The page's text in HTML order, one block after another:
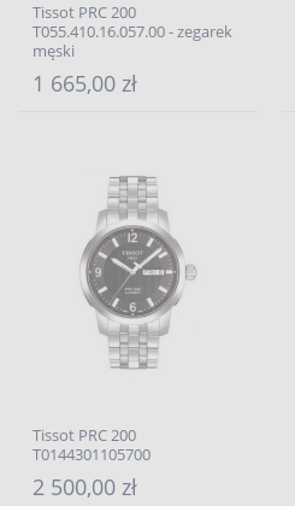
Tissot PRC 200
T055.410.16.057.00 - zegarek
męski
1 665,00 zł
Tissot PRC 200
T0144301105700
2 500,00 zł